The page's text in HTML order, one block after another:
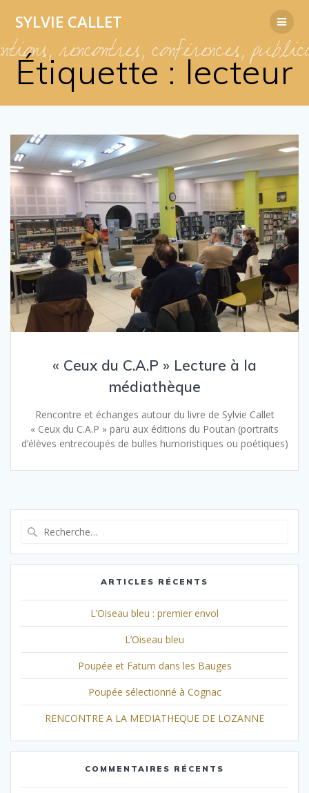
contenu
SYLVIE CALLET
Étiquette : lecteur
« Ceux du C.A.P » Lecture à la
médiathèque
Rencontre et échanges autour du livre de Sylvie Callet
« Ceux du C.A.P » paru aux éditions du Poutan (portraits
d’élèves entrecoupés de bulles humoristiques ou poétiques)
:
ARTICLES RÉCENTS
L’Oiseau bleu : premier envol
L’Oiseau bleu
Poupée et Fatum dans les Bauges
Poupée sélectionné à Cognac
RENCONTRE A LA MEDIATHEQUE DE LOZANNE
COMMENTAIRES RÉCENTS